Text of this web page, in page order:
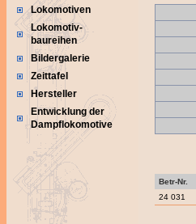
Lokomotiven
Lokomotiv-
baureihen
Bildergalerie
Zeittafel
Hersteller
Entwicklung der
Dampflokomotive
Betr-Nr.
24 031